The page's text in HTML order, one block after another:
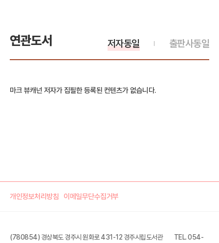
연관도서 출판사동일
저자동일
마크 뷰캐넌 저자가 집필한 등록된 컨텐츠가 없습니다.
개인정보처리방침 이메일무단수집거부
(780854) 경상북도 경주시 원화로 431-12 경주시립도서관 TEL. 054-